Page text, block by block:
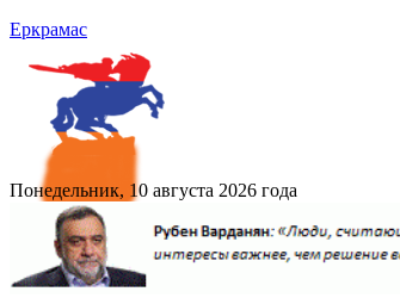
Еркрамас
Понедельник, 10 августа 2026 года